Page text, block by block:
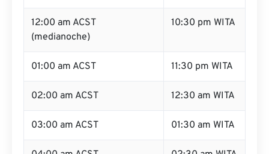
12:00 am ACST
(medianoche)
10:30 pm WITA
01:00 am ACST 11:30 pm WITA
02:00 am ACST 12:30 am WITA
03:00 am ACST 01:30 am WITA